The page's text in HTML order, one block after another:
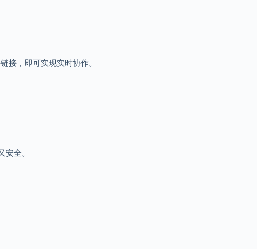
接，即可实现实时协作。
安全。